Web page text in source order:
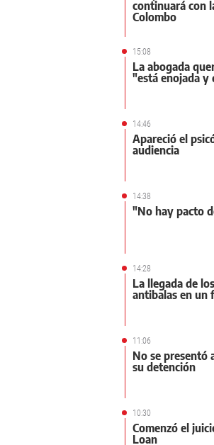
continuará con
Colombo
15:08
La abogada
"está enojada y
14:46
Apareció el
audiencia
14:38
"No hay pacto
14:28
La llegada de
antibalas en un
11:06
No se presentó
su detención
10:30
Comenzó el
Loan